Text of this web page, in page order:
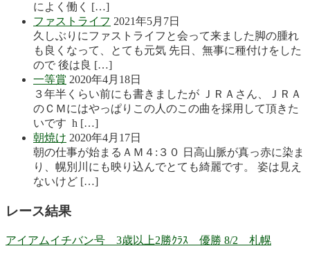
によく働く […]
ファストライフ 2021年5月7日
久しぶりにファストライフと会って来ました脚の腫れ
も良くなって、とても元気 先日、無事に種付けをした
ので 後は良 […]
一等賞 2020年4月18日
３年半くらい前にも書きましたが ＪＲＡさん、ＪＲＡ
のＣＭにはやっぱりこの人のこの曲を採用して頂きた
いです h […]
朝焼け 2020年4月17日
朝の仕事が始まるＡＭ４:３０ 日高山脈が真っ赤に染ま
り、幌別川にも映り込んでとても綺麗です。 姿は見え
ないけど […]
レース結果
アイアムイチバン号 3歳以上2勝ｸﾗｽ 優勝 8/2 札幌